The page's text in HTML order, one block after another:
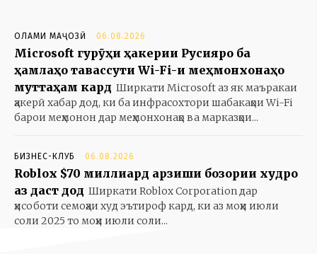
ОЛАМИ МАҶОЗӢ 06.08.2026
Microsoft гурӯҳи ҳакерии Русияро ба
ҳамлаҳо тавассути Wi-Fi-и меҳмонхонаҳо
муттаҳам кард Ширкати Microsoft аз як маъракаи
ҳакерӣ хабар дод, ки ба инфрасохтори шабакаҳои Wi-Fi
барои меҳмонон дар меҳмонхонаҳо ва марказҳои...
БИЗНЕС-КЛУБ 06.08.2026
Roblox $70 миллиард арзиши бозории худро
аз даст дод Ширкати Roblox Corporation дар
ҳисоботи семоҳаи худ эътироф кард, ки аз моҳи июли
соли 2025 то моҳи июли соли...